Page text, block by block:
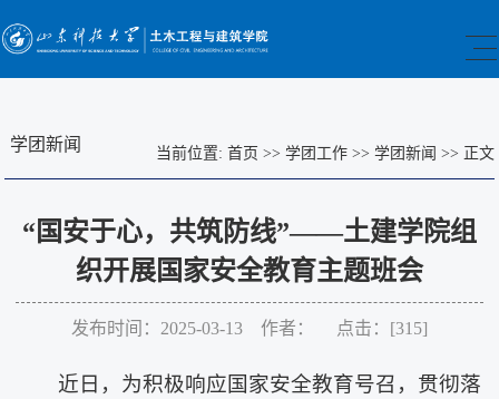
学团新闻 当前位置: 首页 >> 学团工作>> 学团新闻 >> 正文
“国安于心，共筑防线”——土建学院组
织开展国家安全教育主题班会
发布时间：2025-03-13 作者： 点击：[315]
近日，为积极响应国家安全教育号召，贯彻落